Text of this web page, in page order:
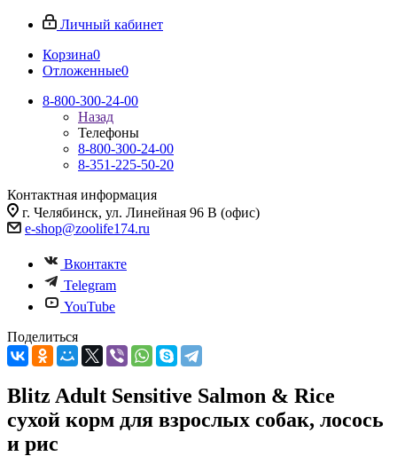
Личный кабинет
Корзина0
Отложенные0
8-800-300-24-00
Назад
Телефоны
8-800-300-24-00
8-351-225-50-20
Контактная информация
г. Челябинск, ул. Линейная 96 В (офис)
e-shop@zoolife174.ru
Вконтакте
Telegram
YouTube
Поделиться
Blitz Adult Sensitive Salmon & Rice
сухой корм для взрослых собак, лосось
и рис